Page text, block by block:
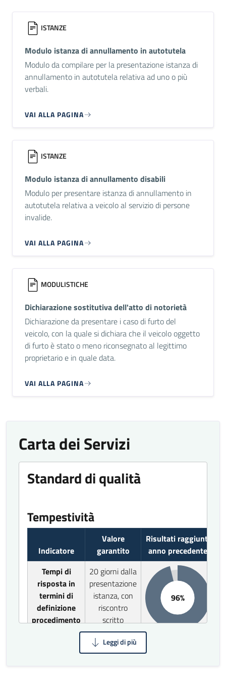
ISTANZE
Modulo istanza di annullamento in autotutela
Modulo da compilare per la presentazione istanza di
annullamento in autotutela relativa ad uno o più
verbali.
VAI ALLA PAGINA
ISTANZE
Modulo istanza di annullamento disabili
Modulo per presentare istanza di annullamento in
autotutela relativa a veicolo al servizio di persone
invalide.
VAI ALLA PAGINA
MODULISTICHE
Dichiarazione sostitutiva dell'atto di notorietà
Dichiarazione da presentare i caso di furto del
veicolo, con la quale si dichiara che il veicolo oggetto
di furto è stato o meno riconsegnato al legittimo
proprietario e in quale data.
VAI ALLA PAGINA
Carta dei Servizi
Standard di qualità
Tempestività
Indicatore
Valore
garantito
Risultati raggiunti
anno precedente
Tempi di
risposta in
termini di
definizione
procedimento
annullamento
in autotutela
20 giorni dalla
presentazione
istanza, con
riscontro
scritto
all’istante
solo in caso di
esito negativo
96%